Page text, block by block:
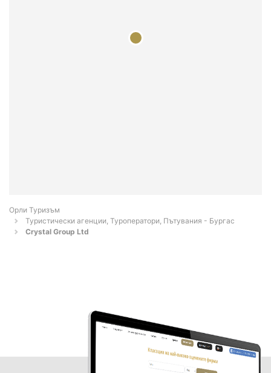
Орли Туризъм
Туристически агенции, Туроператори, Пътувания - Бургас
Crystal Group Ltd